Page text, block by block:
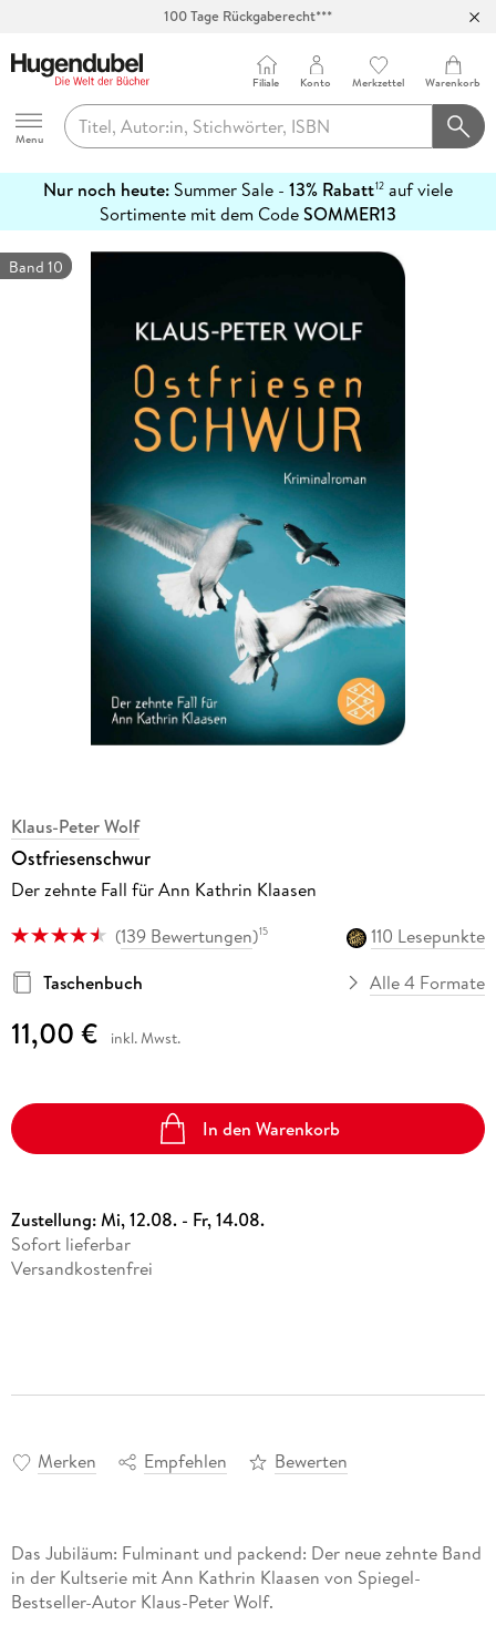
Abholung in über 100 Filialen
Hugendubel
Menu
Filiale Konto Merkzettel Warenkorb
Nur noch heute: Summer Sale - 13% Rabatt12 auf viele
Sortimente mit dem CodeSOMMER13
erfahren
Band 10
Klaus-Peter Wolf
Ostfriesenschwur
Der zehnte Fall für Ann Kathrin Klaasen
(139 Bewertungen)15
110 Lesepunkte
Taschenbuch
Alle 4 Formate
11,00 € inkl. Mwst.
In den Warenkorb
Zustellung:Mi, 12.08. - Fr, 14.08.
Sofort lieferbar
Versandkostenfrei
Merken Empfehlen Bewerten
Das Jubiläum: Fulminant und packend: Der neue zehnte Band
in der Kultserie mit Ann Kathrin Klaasen von Spiegel-
Bestseller-Autor Klaus-Peter Wolf.